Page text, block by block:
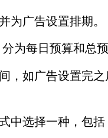
为广告设置排期。
为每日预算和总
，如广告设置完
中选择一种，包